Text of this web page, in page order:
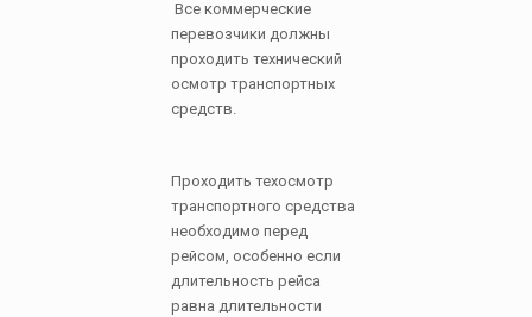
Все коммерческие
перевозчики должны
проходить технический
осмотр транспортных
средств.
Проходить техосмотр
транспортного средства
необходимо перед
рейсом, особенно если
длительность рейса
равна длительности